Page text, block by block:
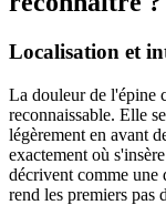
Localisation et
La douleur de l'épine
reconnaissable. Elle
légèrement en avant
exactement où
décrivent comme
rend les premiers pas